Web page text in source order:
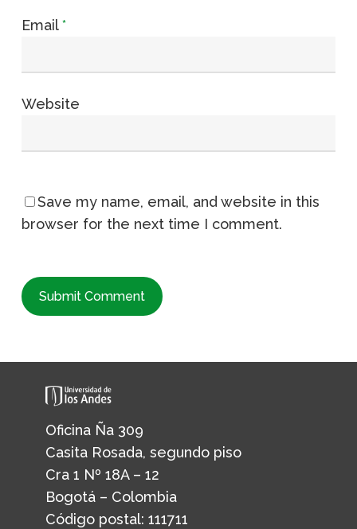
Email*
Website
Save my name, email, and website in this
browser for the next time I comment.
Oficina Ña 309
Casita Rosada, segundo piso
Cra 1 Nº 18A – 12
Bogotá – Colombia
Código postal: 111711